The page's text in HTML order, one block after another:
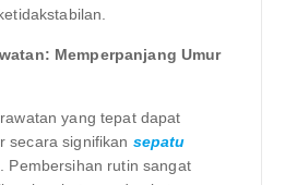
Memperpanjang Umur
yang tepat dapat
secara signifikan sepatu
. Pembersihan rutin sangat